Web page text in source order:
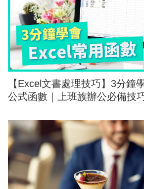
【Excel文書處理技巧】3分鐘
公式函數｜上班族辦公必備技